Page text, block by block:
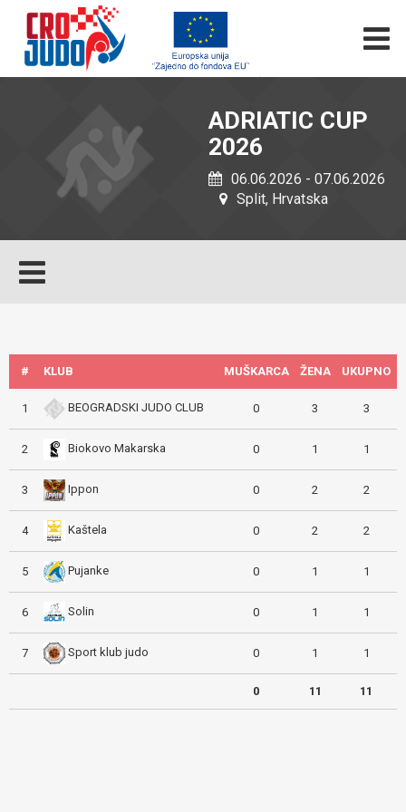
ADRIATIC CUP
2026
06.06.2026 - 07.06.2026
Split, Hrvatska
# KLUB MUŠKARCA ŽENA UKUPNO
1 BEOGRADSKI JUDO CLUB 0 3 3
2 Biokovo Makarska 0 1 1
3 Ippon 0 2 2
4 Kaštela 0 2 2
5 Pujanke 0 1 1
6 Solin 0 1 1
7 Sport klub judo 0 1 1
0 11 11